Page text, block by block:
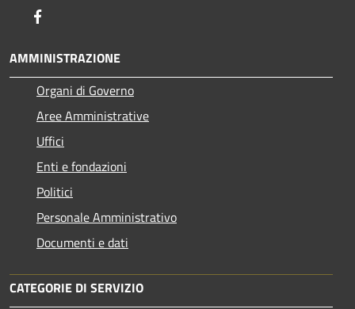
AMMINISTRAZIONE
Organi di Governo
Aree Amministrative
Uffici
Enti e fondazioni
Politici
Personale Amministrativo
Documenti e dati
CATEGORIE DI SERVIZIO